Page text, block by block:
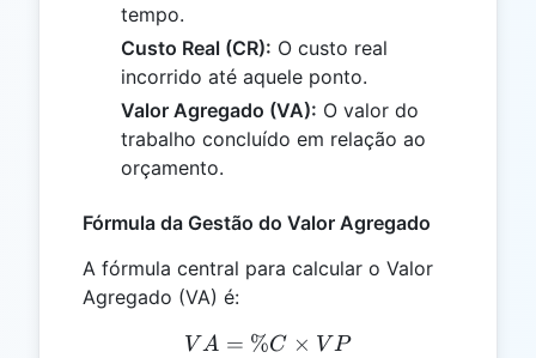
tempo.
Custo Real (CR): O custo real
incorrido até aquele ponto.
Valor Agregado (VA): O valor do
trabalho concluído em relação ao
orçamento.
Fórmula da Gestão do Valor Agregado
A fórmula central para calcular o Valor
Agregado (VA) é:
VA = \%C \times VP
V A = %C × V P